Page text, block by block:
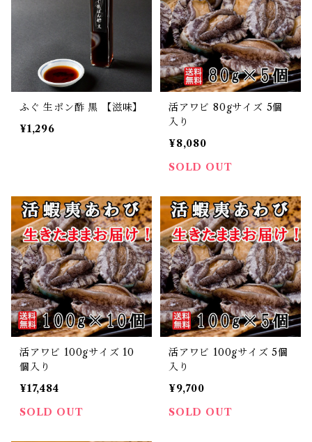
ふぐ 生ポン酢 黒 【滋味】
¥1,296
活アワビ 80gサイズ 5個
入り
¥8,080
SOLD OUT
活アワビ 100gサイズ 10
個入り
¥17,484
SOLD OUT
活アワビ 100gサイズ 5個
入り
¥9,700
SOLD OUT